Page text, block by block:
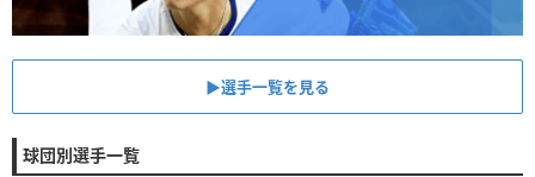
▶︎選手一覧を見る
球団別選手一覧